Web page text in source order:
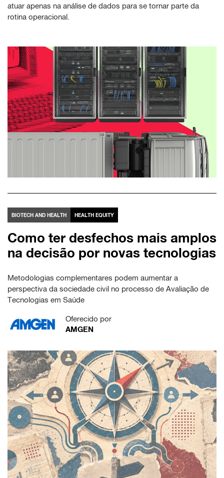
atuar apenas na análise de dados para se tornar parte da
rotina operacional.
BIOTECH AND HEALTH HEALTH EQUITY
Como ter desfechos mais amplos
na decisão por novas tecnologias
Metodologias complementares podem aumentar a
perspectiva da sociedade civil no processo de Avaliação de
Tecnologias em Saúde
Oferecido por
AMGEN